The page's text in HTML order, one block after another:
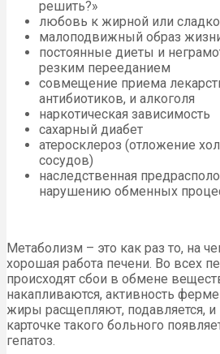
решить?»
любовь к жирной или
малоподвижный образ
постоянные диеты и
резким перееданием
совмещение приема
антибиотиков, и алкоголя
наркотическая зависимость
сахарный диабет
атеросклероз (отложение
сосудов)
наследственная
нарушению обменных
Метаболизм – это как раз то, на
хорошая работа печени. Во всех
происходят сбои в обмене
накапливаются, активность
жиры расщепляют, подавляется, и
карточке такого больного
гепатоз.